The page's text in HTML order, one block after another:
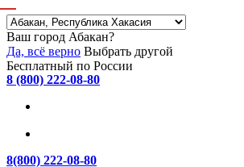
Ваш город Абакан?
Да, всё верно Выбрать другой
Бесплатный по России
8 (800) 222-08-80
8(800) 222-08-80